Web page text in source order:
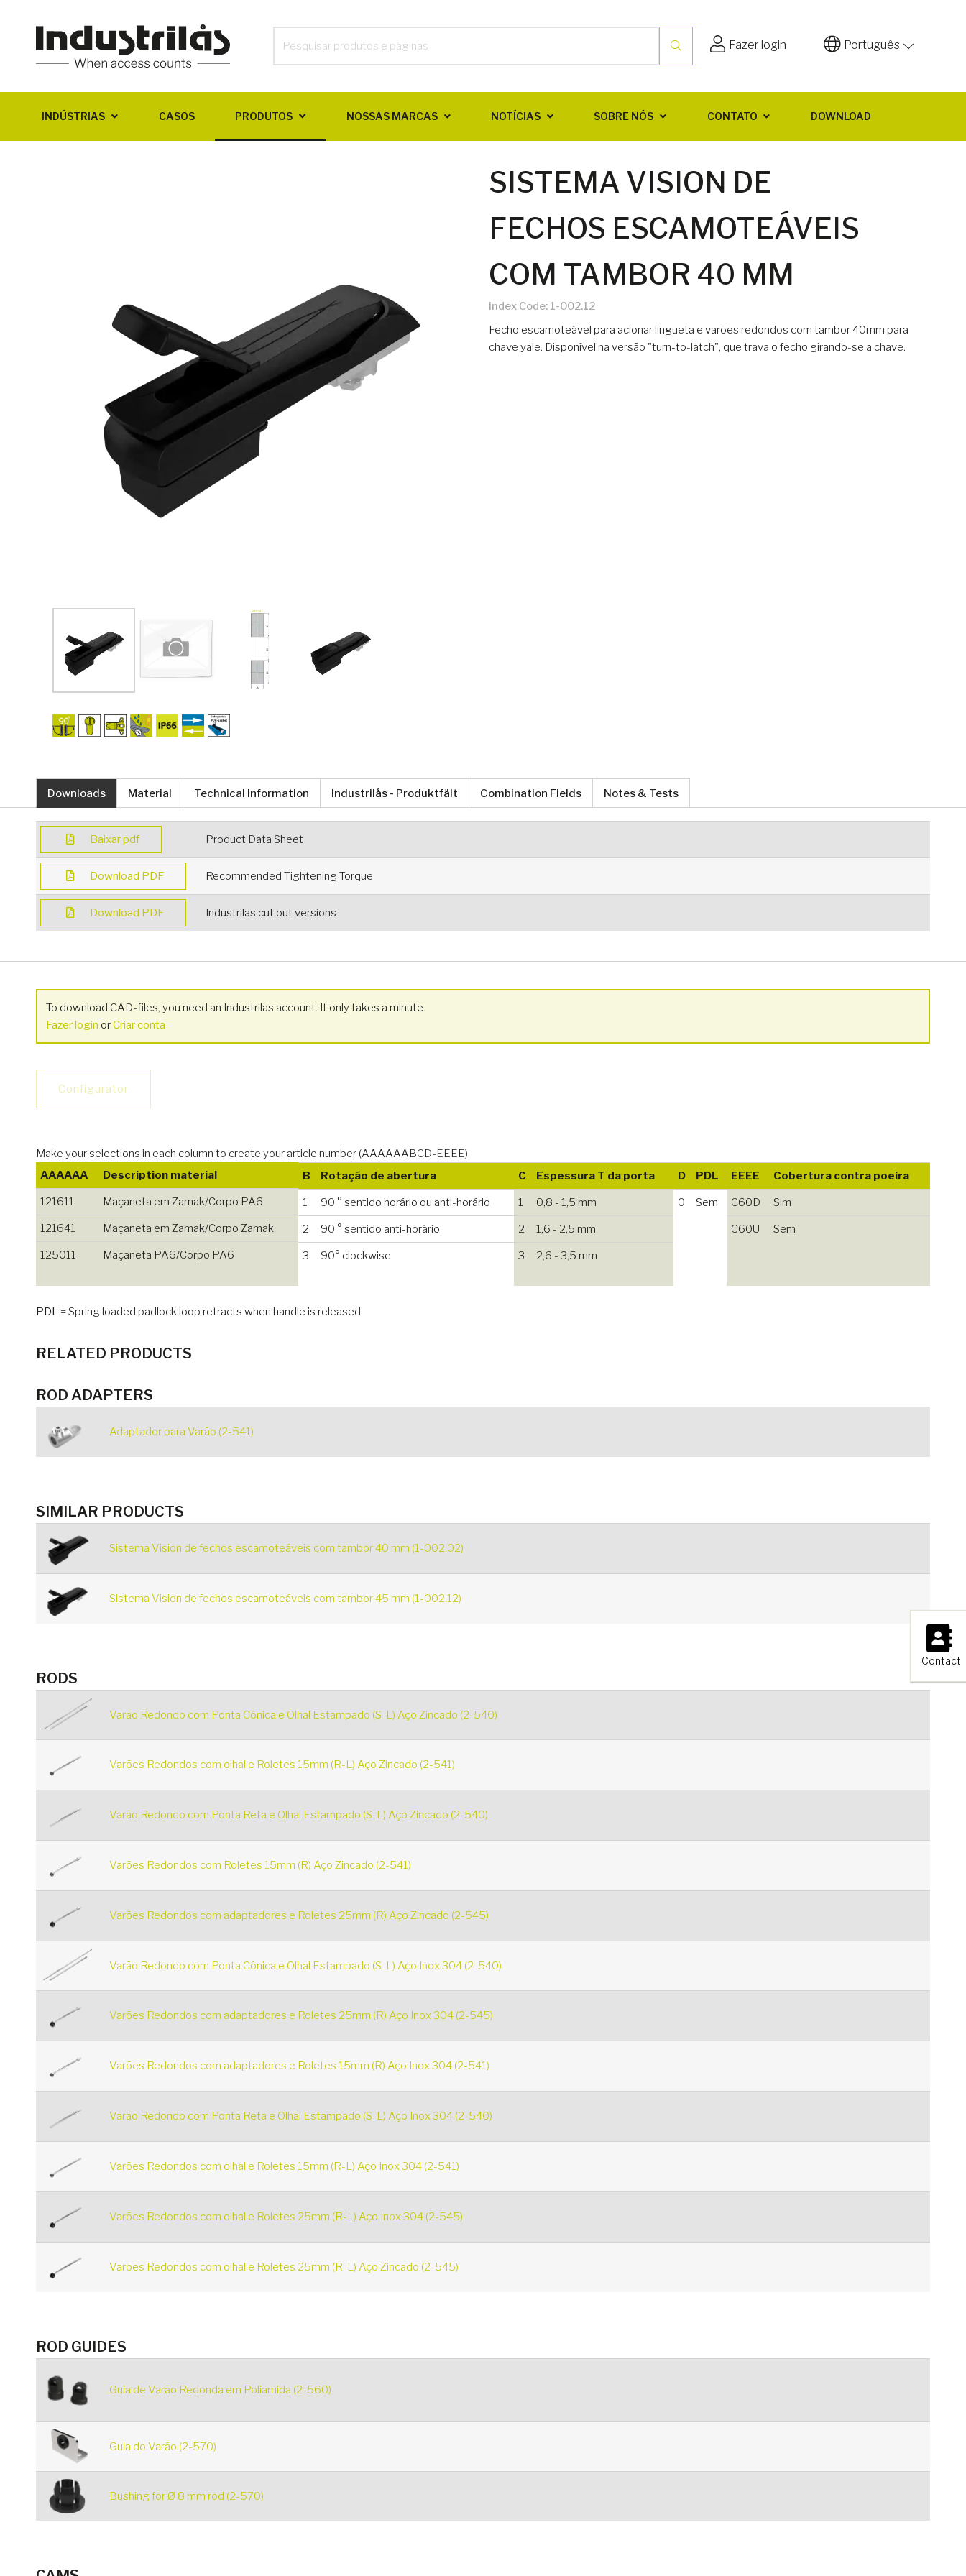
Fazer login Português
INDÚSTRIAS CASOS PRODUTOS NOSSAS MARCAS NOTÍCIAS SOBRE NÓS CONTATO DOWNLOAD
×
Contact
SISTEMA VISION DE
FECHOS ESCAMOTEÁVEIS
COM TAMBOR 40 MM
Index Code: 1-002.12
Fecho escamoteável para acionar lingueta e varões redondos com tambor 40mm para
chave yale. Disponível na versão "turn-to-latch", que trava o fecho girando-se a chave.
Downloads Material Technical Information Industrilås - Produktfält Combination Fields Notes & Tests
Baixar pdf Product Data Sheet
Download PDF Recommended Tightening Torque
Download PDF Industrilas cut out versions
To download CAD-files, you need an Industrilas account. It only takes a minute.
Fazer login orCriar conta
Configurator
Make your selections in each column to create your article number (AAAAAABCD-EEEE)
AAAAAA
Description material
121611 Maçaneta em Zamak/Corpo PA6
121641 Maçaneta em Zamak/Corpo Zamak
125011 Maçaneta PA6/Corpo PA6
B Rotação de abertura
1 90 ° sentido horário ou anti-horário
2 90 ° sentido anti-horário
3 90° clockwise
C Espessura T da porta
1 0,8 - 1,5 mm
2 1,6 - 2,5 mm
3 2,6 - 3,5 mm
D PDL
0 Sem
EEEE Cobertura contra poeira
C60D Sim
C60U Sem
PDL = Spring loaded padlock loop retracts when handle is released.
RELATED PRODUCTS
ROD ADAPTERS
Adaptador para Varão (2-541)
SIMILAR PRODUCTS
Sistema Vision de fechos escamoteáveis com tambor 40 mm (1-002.02)
Sistema Vision de fechos escamoteáveis com tambor 45 mm (1-002.12)
RODS
Varão Redondo com Ponta Cônica e Olhal Estampado (S-L) Aço Zincado (2-540)
Varões Redondos com olhal e Roletes 15mm (R-L) Aço Zincado (2-541)
Varão Redondo com Ponta Reta e Olhal Estampado (S-L) Aço Zincado (2-540)
Varões Redondos com Roletes 15mm (R) Aço Zincado (2-541)
Varões Redondos com adaptadores e Roletes 25mm (R) Aço Zincado (2-545)
Varão Redondo com Ponta Cônica e Olhal Estampado (S-L) Aço Inox 304 (2-540)
Varões Redondos com adaptadores e Roletes 25mm (R) Aço Inox 304 (2-545)
Varões Redondos com adaptadores e Roletes 15mm (R) Aço Inox 304 (2-541)
Varão Redondo com Ponta Reta e Olhal Estampado (S-L) Aço Inox 304 (2-540)
Varões Redondos com olhal e Roletes 15mm (R-L) Aço Inox 304 (2-541)
Varões Redondos com olhal e Roletes 25mm (R-L) Aço Inox 304 (2-545)
Varões Redondos com olhal e Roletes 25mm (R-L) Aço Zincado (2-545)
ROD GUIDES
Guia de Varão Redonda em Poliamida (2-560)
Guia do Varão (2-570)
Bushing for Ø 8 mm rod (2-570)